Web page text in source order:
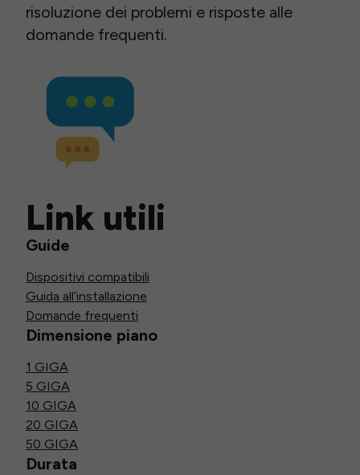
risoluzione dei problemi e risposte alle
domande frequenti.
Link utili
Guide
Dispositivi compatibili
Guida all’installazione
Domande frequenti
Dimensione piano
1 GIGA
5 GIGA
10 GIGA
20 GIGA
50 GIGA
Durata